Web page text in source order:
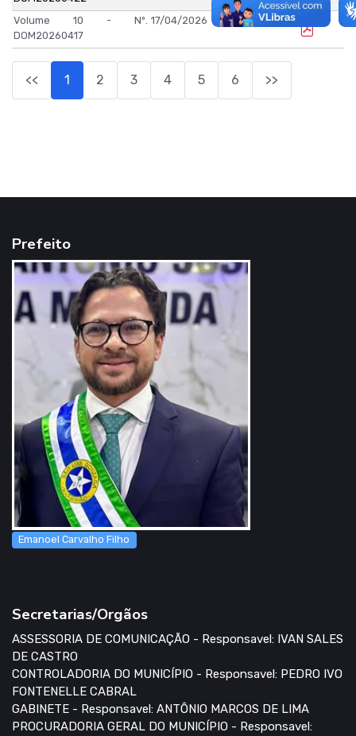
Volume 10 - Nº.
DOM20260417
17/04/2026
<< 1 2 3 4 5 6 >>
Prefeito
Emanoel Carvalho Filho
Secretarias/Orgãos
ASSESSORIA DE COMUNICAÇÃO - Responsavel: IVAN SALES
DE CASTRO
CONTROLADORIA DO MUNICÍPIO - Responsavel: PEDRO IVO
FONTENELLE CABRAL
GABINETE - Responsavel: ANTÔNIO MARCOS DE LIMA
PROCURADORIA GERAL DO MUNICÍPIO - Responsavel: